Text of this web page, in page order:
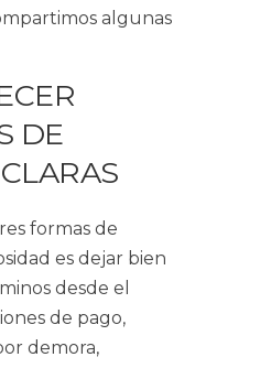
algunas
DE
formas de
es dejar bien
desde el
de pago,
demora,